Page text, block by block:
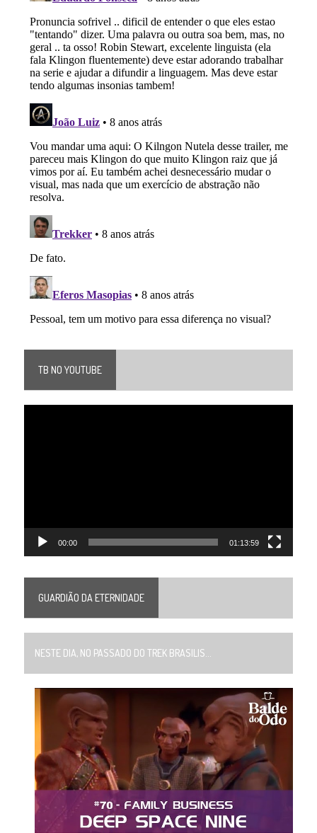
TB NO YOUTUBE
00:00 01:13:59
GUARDIÃO DA ETERNIDADE
NESTE DIA, NO PASSADO DO TREK BRASILIS...